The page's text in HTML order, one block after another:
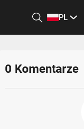
PL
0 Komentarze